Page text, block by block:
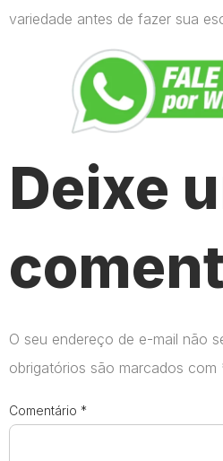
variedade antes de fazer sua
Deixe
O seu endereço de e-mail não
obrigatórios são marcados com
Comentário *